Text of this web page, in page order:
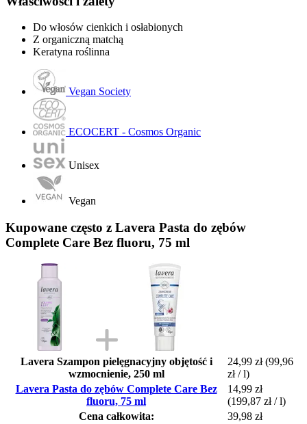
Do włosów cienkich i osłabionych
Z organiczną matchą
Keratyna roślinna
Vegan Society
ECOCERT - Cosmos Organic
Unisex
Vegan
Kupowane często z Lavera Pasta do zębów
Complete Care Bez fluoru, 75 ml
Lavera Szampon pielęgnacyjny objętość i
wzmocnienie, 250 ml
24,99 zł (99,96
zł / l)
Lavera Pasta do zębów Complete Care Bez
fluoru, 75 ml
14,99 zł
(199,87 zł / l)
Cena całkowita:
39,98 zł